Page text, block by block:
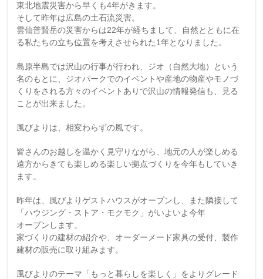
東北地震災害から早くも4年がきます。
そして昨年は広島の土石流災害。
雲仙普賢岳の災害からは22年が経ちまして、自然とともに在
る私たちの立ち位置を考えさせられた1年となりました。
島原半島では沢山の行事が行われ、ジオ（自然大地）という
名のもとに、ジオパークでのイベントや産地の物産やモノづ
くりをされる方々のイベントありで沢山の情報発信も、見る
ことが出来ました。
風びよりは、相変わらずの風です。
皆さんのお越しを温かく見守りながら、地元の人が楽しめる
遠方からきても楽しめる楽しい拠点づくりを今年もしていき
ます。
昨年は、風びよりゲストハウスがオープンし、また隣接して
「ハウジング・ストア・モクモク」がいよいよ今年
オープンします。
家づくりの建材の紹介や、オーダーメード家具の受付、製作
建材の販売に取り組みます。
風びよりのテーマ「もっと暮らしを楽しく」をよりグレード